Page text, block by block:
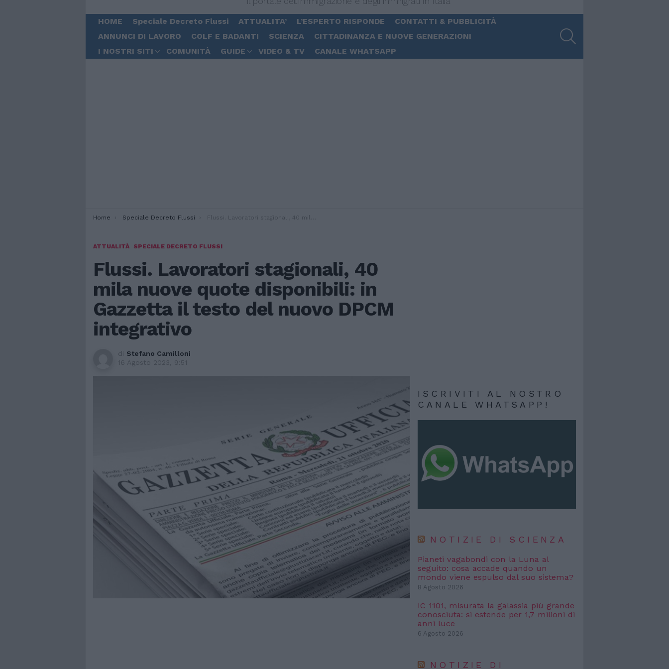
HOME Speciale Decreto Flussi ATTUALITA’ L’ESPERTO RISPONDE
CONTATTI & PUBBLICITÀ
ANNUNCI DI LAVORO
COLF E BADANTI SCIENZA
CITTADINANZA E NUOVE GENERAZIONI
I NOSTRI SITI
COMUNITÀ GUIDE VIDEO & TV CANALE WHATSAPP
You are here:
Home Speciale Decreto Flussi Flussi. Lavoratori stagionali, 40 mila nuove quote disponibili: in Gazzetta il testo del nuovo DPCM integrativo
ATTUALITÀ SPECIALE DECRETO FLUSSI
Flussi. Lavoratori stagionali, 40
mila nuove quote disponibili: in
Gazzetta il testo del nuovo DPCM
integrativo
di Stefano Camilloni
16 Agosto 2023, 9:51
ISCRIVITI AL NOSTRO
CANALE WHATSAPP!
NOTIZIE DI SCIENZA
Pianeti vagabondi con la Luna al
seguito: cosa accade quando un
mondo viene espulso dal suo sistema?
8 Agosto 2026
IC 1101, misurata la galassia più grande
conosciuta: si estende per 1,7 milioni di
anni luce
6 Agosto 2026
NOTIZIE DI